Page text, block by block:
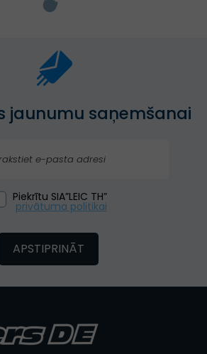
jaunumu saņemšanai
Piekrītu SIA”LEIC TH”
privātuma politikai
APSTIPRINĀT